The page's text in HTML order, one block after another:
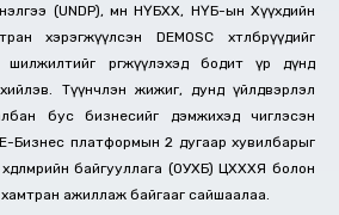
(UNDP), мөн НҮБХХ, НҮБ-ын Хүүхдийн
хэрэгжүүлсэн DEMOSC хөтөлбөрүүдийг
өргөжүүлэхэд бодит үр дүнд
Түүнчлэн жижиг, дунд үйлдвэрлэл
бус бизнесийг дэмжихэд чиглэсэн
Бизнес платформын 2 дугаар хувилбарыг
байгууллага (ОУХБ) ЦХХХЯ болон
ажиллаж байгааг сайшаалаа.